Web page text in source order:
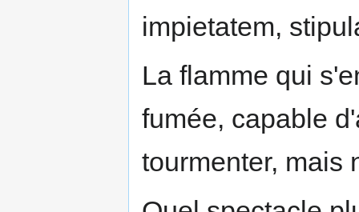
impietatem,
La flamme qui
fumée, capable
tourmenter, mais